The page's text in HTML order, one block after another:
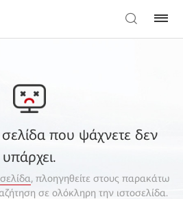
που ψάχνετε δεν
υπάρχει.
, πλοηγηθείτε στους παρακάτω
σε ολόκληρη την ιστοσελίδα.